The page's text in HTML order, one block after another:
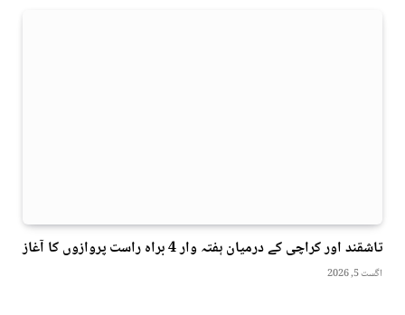
تاشقند اور کراچی کے درمیان ہفتہ وار 4 براہ راست پروازوں کا آغاز
اگست 5, 2026